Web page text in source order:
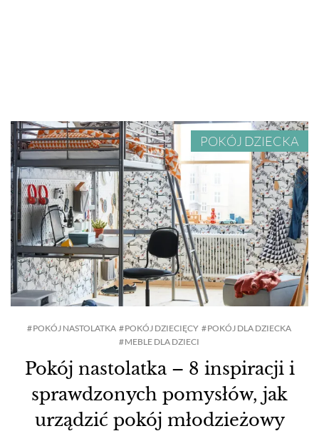
POKÓJ DZIECKA
Pokój nastolatka – 8 inspiracji i
sprawdzonych pomysłów, jak
urządzić pokój młodzieżowy
POKÓJ NASTOLATKA POKÓJ DZIECIĘCY
POKÓJ DLA DZIECKA
MEBLE DLA DZIECI